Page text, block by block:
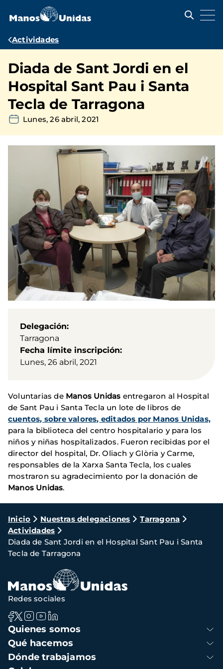
contenido
Ruta
navegación
Actividades
Diada de Sant Jordi en el
Hospital Sant Pau i Santa
Tecla de Tarragona
Lunes, 26 abril, 2021
Delegación
Tarragona
Fecha límite inscripción
Lunes, 26 abril, 2021
Voluntarias de Manos Unidas entregaron al Hospital
de Sant Pau i Santa Tecla un lote de libros de
cuentos, sobre valores, editados por Manos Unidas,
para la biblioteca del centro hospitalario y para los
niños y niñas hospitalizados. Fueron recibidas por el
director del hospital, Dr. Oliach y Glòria y Carme,
responsables de la Xarxa Santa Tecla, los cuales
mostraron su agradecimiento por la donación de
Manos Unidas.
Ruta
de
navegación
Inicio Nuestras delegaciones
Tarragona
Actividades
Diada de Sant Jordi en el Hospital Sant Pau i Santa
Tecla de Tarragona
Navegación
principal
Quienes somos
Qué hacemos
Dónde trabajamos
Redes sociales